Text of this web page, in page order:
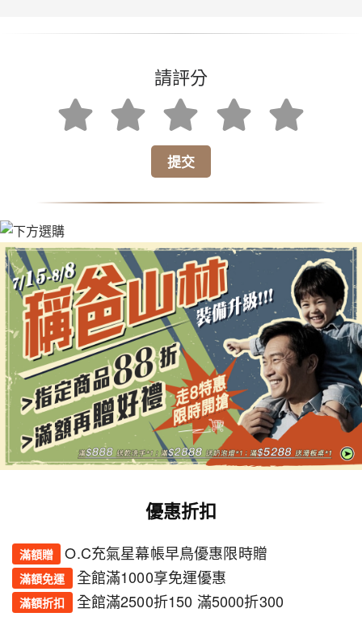
2026-08-03 已購會員
出貨速度超快，配件也齊全！
張
雖然小巧，但真的很好用，解決了我的痛點。
李
李*先生
2026-07-28
★★★★★
已購會員
焚火台的設計很有心，燒起來很有效率！
陳
陳*林
2026-07-26
★★★★★
已購會員
使用感受不錯，初次使用就成功了！
請評分
提交
優惠折扣
滿額贈 O.C充氣星幕帳早鳥優惠限時贈
滿額免運 全館滿1000享免運優惠
滿額折扣 全館滿2500折150 滿5000折300